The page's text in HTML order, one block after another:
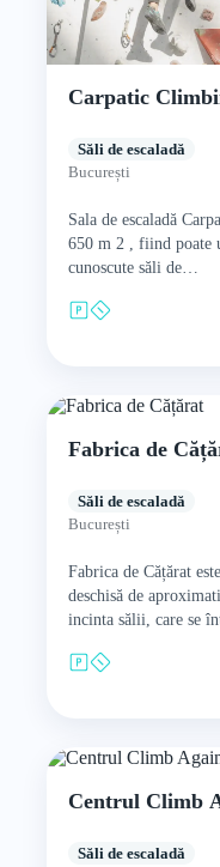
Carpatic
Săli de escaladă
București
Sala de escaladă
650 m 2 , fiind poate
cunoscute săli de…
Fabrica de
Săli de escaladă
București
Fabrica de Cățărat
deschisă de
incinta sălii, care se
Centrul Climb
Săli de escaladă